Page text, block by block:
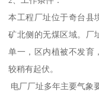
本工程厂址位于奇台县
矿北侧的无煤区域。厂
单一，区内植被不发育
较稍有起伏。
电厂厂址多年主要气象